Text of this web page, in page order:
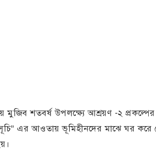
মুজিব শতবর্ষ উপলক্ষ্যে আশ্রয়ণ -২
এর আওতায় ভূমিহীনদের মাঝে ঘর করে